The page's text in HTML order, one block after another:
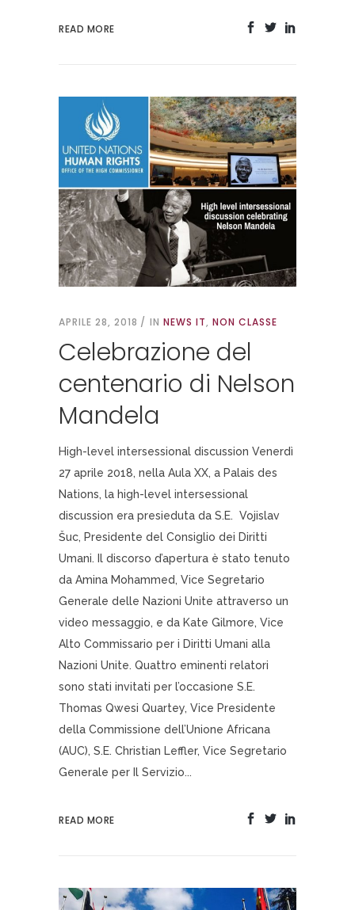
READ MORE
APRILE 28, 2018 IN NEWS IT, NON CLASSE
Celebrazione del
centenario di Nelson
Mandela
High-level intersessional discussion Venerdì
27 aprile 2018, nella Aula XX, a Palais des
Nations, la high-level intersessional
discussion era presieduta da S.E. Vojislav
Šuc, Presidente del Consiglio dei Diritti
Umani. Il discorso d’apertura è stato tenuto
da Amina Mohammed, Vice Segretario
Generale delle Nazioni Unite attraverso un
video messaggio, e da Kate Gilmore, Vice
Alto Commissario per i Diritti Umani alla
Nazioni Unite. Quattro eminenti relatori
sono stati invitati per l’occasione S.E.
Thomas Qwesi Quartey, Vice Presidente
della Commissione dell’Unione Africana
(AUC), S.E. Christian Leffler, Vice Segretario
Generale per Il Servizio...
READ MORE